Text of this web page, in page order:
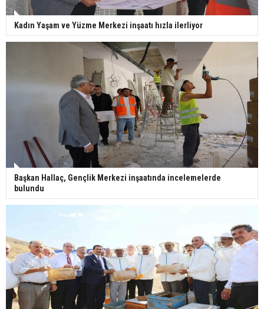
Kadın Yaşam ve Yüzme Merkezi inşaatı hızla ilerliyor
Başkan Hallaç, Gençlik Merkezi inşaatında incelemelerde
bulundu